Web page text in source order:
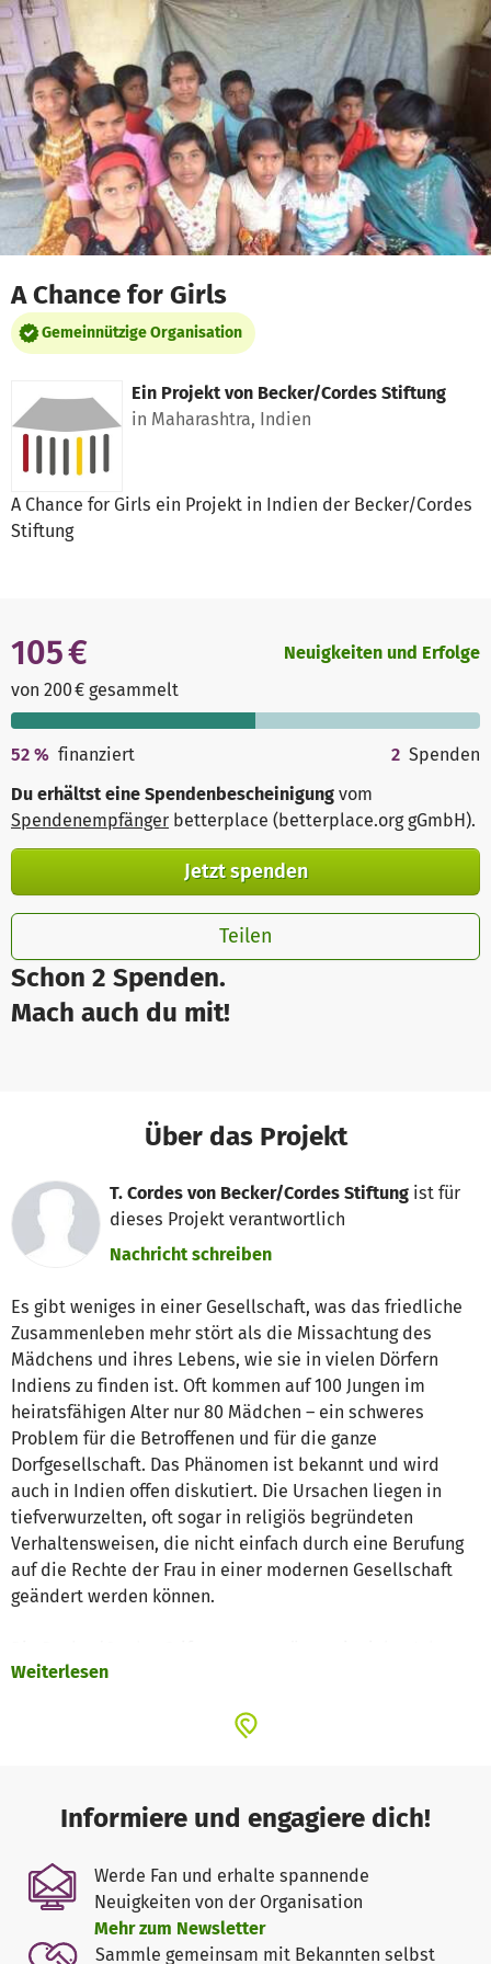
Zum Hauptinhalt springen
Erklärung zur Barrierefreiheit anzeigen
A Chance for Girls
Gemeinnützige Organisation
Ein Projekt von Becker/Cordes Stiftung
in Maharashtra, Indien
A Chance for Girls ein Projekt in Indien der Becker/Cordes
Stiftung
Schon 2 Spenden.
Mach auch du mit!
105 €
von 200 € gesammelt
Neuigkeiten und Erfolge
52 % finanziert 2 Spenden
Du erhältst eine Spendenbescheinigung vom
Spendenempfänger betterplace (betterplace.org gGmbH).
Jetzt spenden
Teilen
Über das Projekt
T. Cordes von Becker/Cordes Stiftung ist für
dieses Projekt verantwortlich
Nachricht schreiben
Es gibt weniges in einer Gesellschaft, was das friedliche
Zusammenleben mehr stört als die Missachtung des
Mädchens und ihres Lebens, wie sie in vielen Dörfern
Indiens zu finden ist. Oft kommen auf 100 Jungen im
heiratsfähigen Alter nur 80 Mädchen – ein schweres
Problem für die Betroffenen und für die ganze
Dorfgesellschaft. Das Phänomen ist bekannt und wird
auch in Indien offen diskutiert. Die Ursachen liegen in
tiefverwurzelten, oft sogar in religiös begründeten
Verhaltensweisen, die nicht einfach durch eine Berufung
auf die Rechte der Frau in einer modernen Gesellschaft
geändert werden können.
in Maharasthra das Programm „A Chance for Girls“:
Gesundheitsvorsorge, Familienplanung und Säuglings-und
Dörfern werden heute ca. 400.000 Menschen erreicht.
Dr.med d´Souza, die indische Leiterin des Projekts, und
ihre Mitarbeiterinnen wissen, wie tief die Missachtung
der Frau in der überkommenen Dorfkultur verwurzelt ist.
Mit vielfältigen und vorsichtigen Maßnahmen sucht man
das zu ändern. Es wird zu Versammlungen junger Frauen
Weiterlesen
Informiere und engagiere dich!
Werde Fan und erhalte spannende
Neuigkeiten von der Organisation
Mehr zum Newsletter
Sammle gemeinsam mit Bekannten selbst